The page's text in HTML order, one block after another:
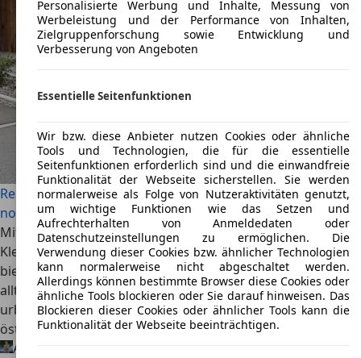
Renault Twingo E-Tech Electric (2026) im Test: Besitzt er
noch seine alten Tugenden?
Mit dem neuen Renault Twingo E-Tech Electric kehrt die
Kleinwagen-Ikone vollelektrisch zurück. Ab 19.990 Euro
bietet der Stadtflitzer Retro-Charme und viel Platz. Wie
alltagstauglich Reichweite, Antrieb und Batterie im
urbanen Einsatz sind, zeigt der Praxistest unserer
österreichischen Kollegen.
Armin Hoyer
Personalisierte Werbung und Inhalte, Messung von
Werbeleistung und der Performance von Inhalten,
Zielgruppenforschung sowie Entwicklung und
Verbesserung von Angeboten
Essentielle Seitenfunktionen
Wir bzw. diese Anbieter nutzen Cookies oder ähnliche
Tools und Technologien, die für die essentielle
Seitenfunktionen erforderlich sind und die einwandfreie
Funktionalität der Webseite sicherstellen. Sie werden
normalerweise als Folge von Nutzeraktivitäten genutzt,
um wichtige Funktionen wie das Setzen und
Aufrechterhalten von Anmeldedaten oder
Datenschutzeinstellungen zu ermöglichen. Die
Verwendung dieser Cookies bzw. ähnlicher Technologien
kann normalerweise nicht abgeschaltet werden.
Allerdings können bestimmte Browser diese Cookies oder
ähnliche Tools blockieren oder Sie darauf hinweisen. Das
Blockieren dieser Cookies oder ähnlicher Tools kann die
Funktionalität der Webseite beeinträchtigen.